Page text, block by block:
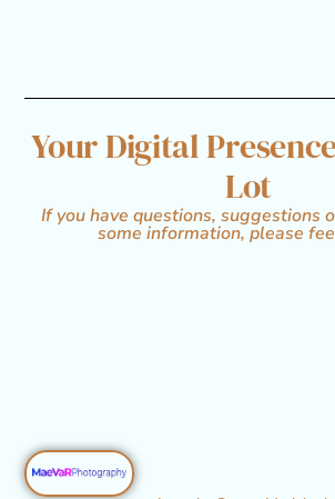
Your Digital
Lot
If you have questions, suggestions
some information, please